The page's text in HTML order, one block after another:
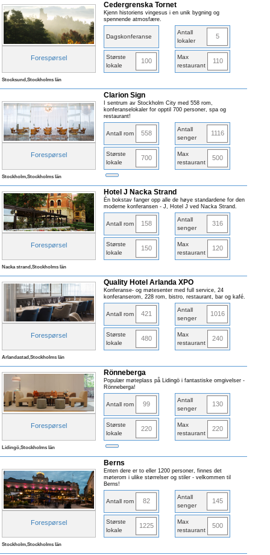
Forespørsel
Cedergrenska Tornet
Kjenn historiens vingesus i en unik bygning og
spennende atmosfære.
Dagskonferanse
Antall
lokaler
5
Største
lokale
100
Max
restaurant
110
Stocksund,Stockholms län
Forespørsel
Clarion Sign
I sentrum av Stockholm City med 558 rom,
konferanselokaler for opptil 700 personer, spa og
restaurant!
Antall rom 558
Antall
senger
1116
Største
lokale
700
Max
restaurant
500
Stockholm,Stockholms län
Forespørsel
Hotel J Nacka Strand
Én bokstav fanger opp alle de høye standardene for den
moderne konferansen - J, Hotel J ved Nacka Strand.
Antall rom 158
Antall
senger
316
Største
lokale
150
Max
restaurant
120
Nacka strand,Stockholms län
Forespørsel
Quality Hotel Arlanda XPO
Konferanse- og møtesenter med full service, 24
konferanserom, 228 rom, bistro, restaurant, bar og kafé.
Antall rom 421
Antall
senger
1016
Største
lokale
480
Max
restaurant
240
Arlandastad,Stockholms län
Forespørsel
Rönneberga
Populær møteplass på Lidingö i fantastiske omgivelser -
Rönneberga!
Antall rom 99
Antall
senger
130
Største
lokale
220
Max
restaurant
220
Lidingö,Stockholms län
Forespørsel
Berns
Enten dere er to eller 1200 personer, finnes det
møterom i ulike størrelser og stiler - velkommen til
Berns!
Antall rom 82
Antall
senger
145
Største
lokale
1225
Max
restaurant
500
Stockholm,Stockholms län